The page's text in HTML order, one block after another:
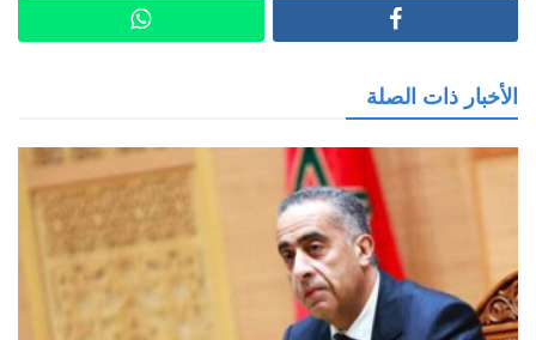
الأخبار ذات الصلة